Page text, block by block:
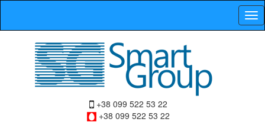
+38 099 522 53 22
+38 099 522 53 22